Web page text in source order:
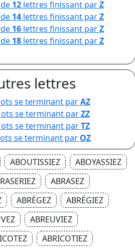
12 lettres finissant parZ
14 lettres finissant parZ
16 lettres finissant parZ
18 lettres finissant parZ
lettres
se terminant parAZ
se terminant parZZ
se terminant parTZ
se terminant par OZ
ABOUTISSIEZ
ABOYASSIEZ
ABRASEZ
ABRÉGEZ
ABRÉGIEZ
ABREUVIEZ
ABRICOTIEZ